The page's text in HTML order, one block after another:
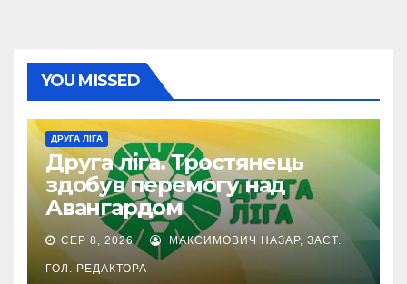
YOU MISSED
ДРУГА ЛІГА
Друга ліга. Тростянець
здобув перемогу над
Авангардом
СЕР 8, 2026 МАКСИМОВИЧ НАЗАР, ЗАСТ.
ГОЛ. РЕДАКТОРА